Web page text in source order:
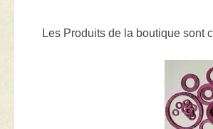
Les Produits de la boutique sont